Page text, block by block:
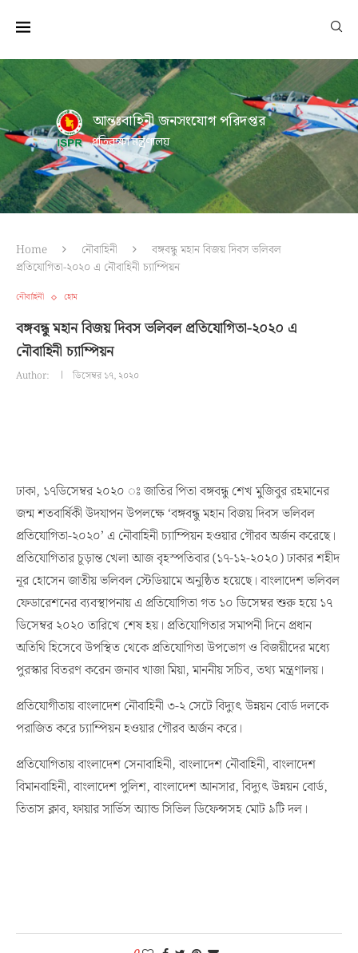
আন্তঃবাহিনী জনসংযোগ পরিদপ্তর
প্রতিরক্ষা মন্ত্রণালয়
Home নৌবাহিনী
বঙ্গবন্ধু মহান বিজয় দিবস ভলিবল
প্রতিযোগিতা-২০২০ এ নৌবাহিনী চ্যাম্পিয়ন
নৌবাহিনী হোম
বঙ্গবন্ধু মহান বিজয় দিবস ভলিবল প্রতিযোগিতা-২০২০ এ
নৌবাহিনী চ্যাম্পিয়ন
Author: ডিসেম্বর ১৭, ২০২০
ঢাকা, ১৭ডিসেম্বর ২০২০ ঃ জাতির পিতা বঙ্গবন্ধু শেখ মুজিবুর রহমানের
জন্ম শতবার্ষিকী উদযাপন উপলক্ষে ‘বঙ্গবন্ধু মহান বিজয় দিবস ভলিবল
প্রতিযোগিতা-২০২০’ এ নৌবাহিনী চ্যাম্পিয়ন হওয়ার গৌরব অর্জন করেছে।
প্রতিযোগিতার চূড়ান্ত খেলা আজ বৃহস্পতিবার (১৭-১২-২০২০) ঢাকার শহীদ
নূর হোসেন জাতীয় ভলিবল স্টেডিয়ামে অনুষ্ঠিত হয়েছে। বাংলাদেশ ভলিবল
ফেডারেশনের ব্যবস্থাপনায় এ প্রতিযোগিতা গত ১০ ডিসেম্বর শুরু হয়ে ১৭
ডিসেম্বর ২০২০ তারিখে শেষ হয়। প্রতিযোগিতার সমাপনী দিনে প্রধান
অতিথি হিসেবে উপস্থিত থেকে প্রতিযোগিতা উপভোগ ও বিজয়ীদের মধ্যে
পুরস্কার বিতরণ করেন জনাব খাজা মিয়া, মাননীয় সচিব, তথ্য মন্ত্রণালয়।
প্রতিযোগীতায় বাংলাদেশ নৌবাহিনী ৩-২ সেটে বিদ্যুৎ উন্নয়ন বোর্ড দলকে
পরাজিত করে চ্যাম্পিয়ন হওয়ার গৌরব অর্জন করে।
প্রতিযোগিতায় বাংলাদেশ সেনাবাহিনী, বাংলাদেশ নৌবাহিনী, বাংলাদেশ
বিমানবাহিনী, বাংলাদেশ পুলিশ, বাংলাদেশ আনসার, বিদ্যুৎ উন্নয়ন বোর্ড,
তিতাস ক্লাব, ফায়ার সার্ভিস অ্যান্ড সিভিল ডিফেন্সসহ মোট ৯টি দল।